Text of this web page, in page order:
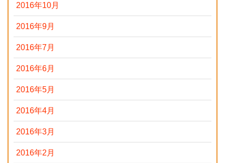
2016年10月
2016年9月
2016年7月
2016年6月
2016年5月
2016年4月
2016年3月
2016年2月